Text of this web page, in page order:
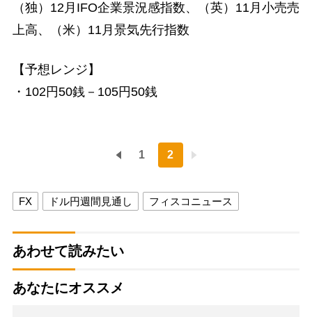
（独）12月IFO企業景況感指数、（英）11月小売売
上高、（米）11月景気先行指数
【予想レンジ】
・102円50銭－105円50銭
1 2
FX ドル円週間見通し フィスコニュース
あわせて読みたい
あなたにオススメ